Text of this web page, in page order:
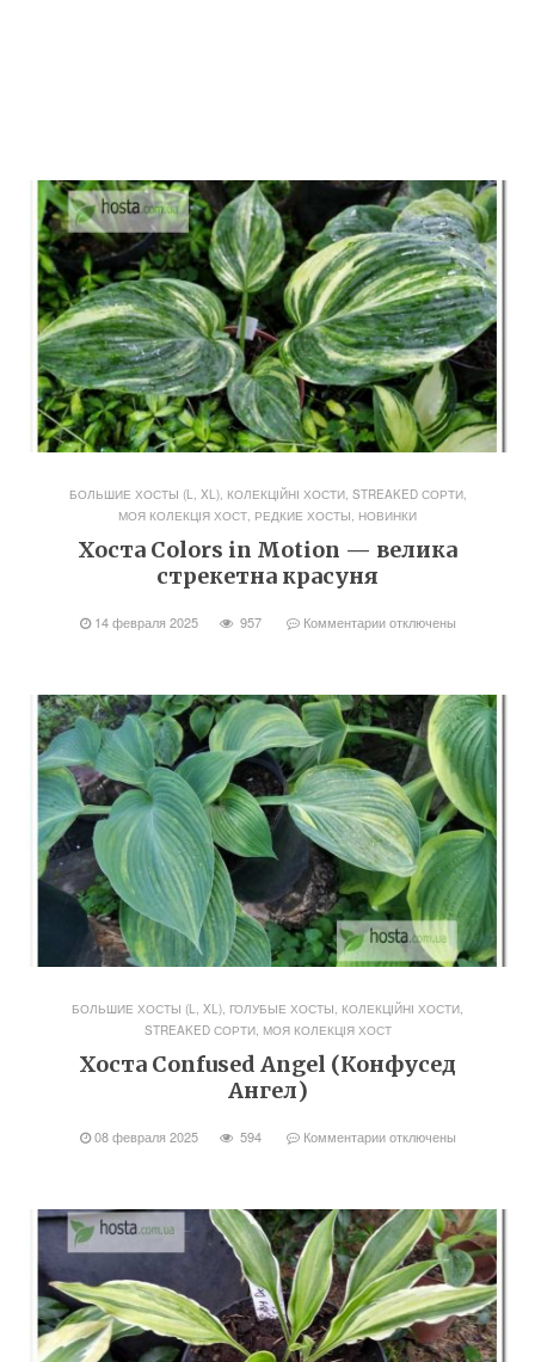
БОЛЬШИЕ ХОСТЫ (L, XL), КОЛЕКЦІЙНІ ХОСТИ, STREAKED СОРТИ,
МОЯ КОЛЕКЦІЯ ХОСТ, РЕДКИЕ ХОСТЫ, НОВИНКИ
Хоста Colors in Motion — велика
стрекетна красуня
14 февраля 2025 957 Комментарииотключены
БОЛЬШИЕ ХОСТЫ (L, XL) ГОЛУБЫЕ ХОСТЫ КОЛЕКЦІЙНІ ХОСТИ,
STREAKED СОРТИ, МОЯ КОЛЕКЦІЯ ХОСТ
Хоста Confused Angel (Конфусед
Ангел)
08 февраля 2025 594 Комментарииотключены